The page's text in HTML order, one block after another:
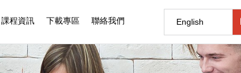
課程資訊 下載專區 聯絡我們 English